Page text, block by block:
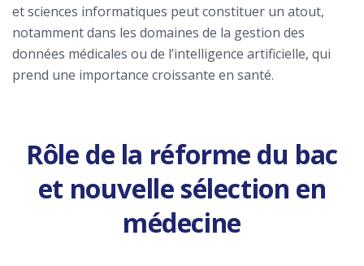
et sciences informatiques peut constituer un atout,
notamment dans les domaines de la gestion des
données médicales ou de l’intelligence artificielle, qui
prend une importance croissante en santé.
Rôle de la réforme du bac
et nouvelle sélection en
médecine